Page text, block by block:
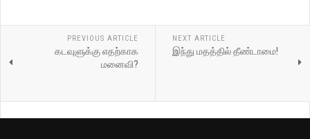
PREVIOUS ARTICLE
கடவுளுக்கு எதற்காக
மனைவி?
NEXT ARTICLE
இந்து மதத்தில் தீண்டாமை!